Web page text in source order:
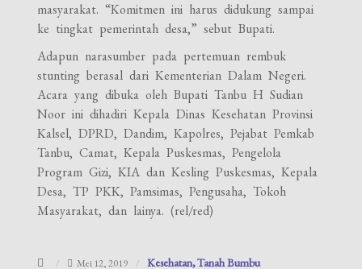
masyarakat. “Komitmen ini harus didukung sampai
ke tingkat pemerintah desa,” sebut Bupati.
Adapun narasumber pada pertemuan rembuk
stunting berasal dari Kementerian Dalam Negeri.
Acara yang dibuka oleh Bupati Tanbu H Sudian
Noor ini dihadiri Kepala Dinas Kesehatan Provinsi
Kalsel, DPRD, Dandim, Kapolres, Pejabat Pemkab
Tanbu, Camat, Kepala Puskesmas, Pengelola
Program Gizi, KIA dan Kesling Puskesmas, Kepala
Desa, TP PKK, Pamsimas, Pengusaha, Tokoh
Masyarakat, dan lainya. (rel/red)
Mei 12, 2019 Kesehatan Tanah Bumbu